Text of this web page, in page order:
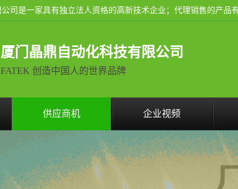
厦门晶鼎自动化科技有限公司
FATEK 创造中国人的世界品牌
供应商机 企业视频